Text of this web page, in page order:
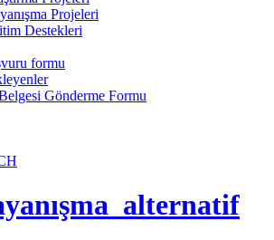
Projeleri
Destekleri
formu
Gönderme Formu